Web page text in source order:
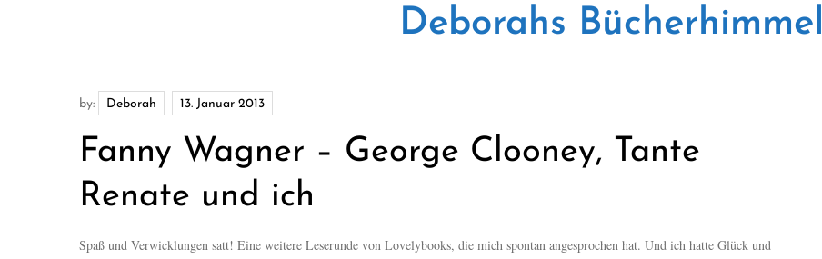
Deborahs Bücherhimmel
by: Deborah
Fanny Wagner – George Clooney, Tante
Renate und ich
Spaß und Verwicklungen satt! Eine weitere Leserunde von Lovelybooks, die mich spontan angesprochen hat. Und ich hatte Glück und